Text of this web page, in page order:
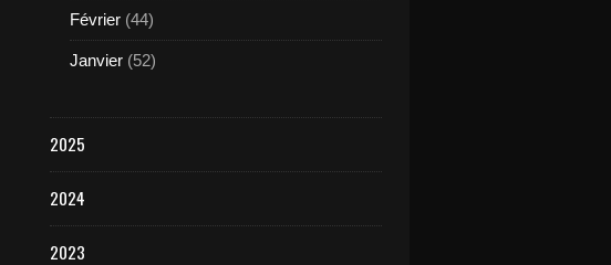
Février (44)
Janvier (52)
2025
2024
2023